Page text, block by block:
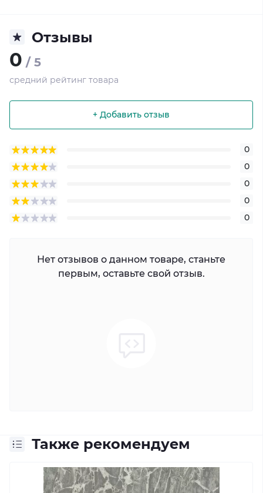
Отзывы
0 / 5
средний рейтинг товара
+ Добавить отзыв
0
0
0
0
0
Нет отзывов о данном товаре, станьте
первым, оставьте свой отзыв.
Также рекомендуем